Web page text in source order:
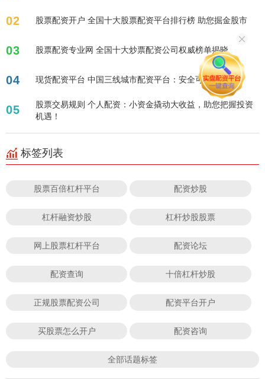
02 股票配资开户 全国十大股票配资平台排行榜 助您掘金股市
03 股票配资专业网 全国十大炒票配资公司权威榜单揭晓
04 现货配资平台 中国三线城市配资平台：安全可靠之选
05
股票交易规则 个人配资：小资金撬动大收益，助您把握投资
机遇！
标签列表
股票百倍杠杆平台 配资炒股
杠杆融资炒股 杠杆炒股股票
网上股票杠杆平台 配资论坛
配资查询 十倍杠杆炒股
正规股票配资公司 配资平台开户
买股票怎么开户 配资咨询
全部话题标签